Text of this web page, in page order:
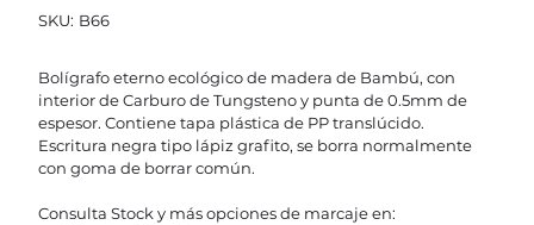
SKU: SKU
B66
B66
Bolígrafo eterno ecológico de madera de Bambú, con
interior de Carburo de Tungsteno y punta de 0.5mm de
espesor. Contiene tapa plástica de PP translúcido.
Escritura negra tipo lápiz grafito, se borra normalmente
con goma de borrar común.
Consulta Stock y más opciones de marcaje en: